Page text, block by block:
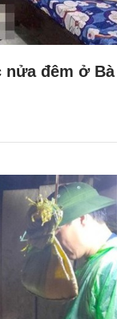
nửa đêm ở Bà